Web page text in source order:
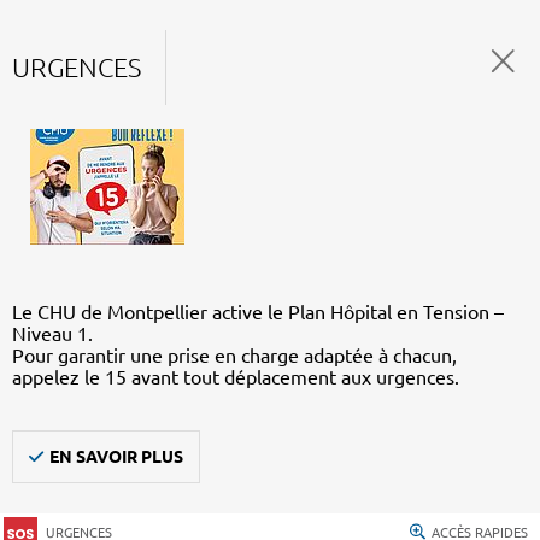
URGENCES
Le CHU de Montpellier active le Plan Hôpital en Tension –
Niveau 1.
Pour garantir une prise en charge adaptée à chacun,
appelez le 15 avant tout déplacement aux urgences.
EN SAVOIR PLUS
URGENCES ACCÈS RAPIDES